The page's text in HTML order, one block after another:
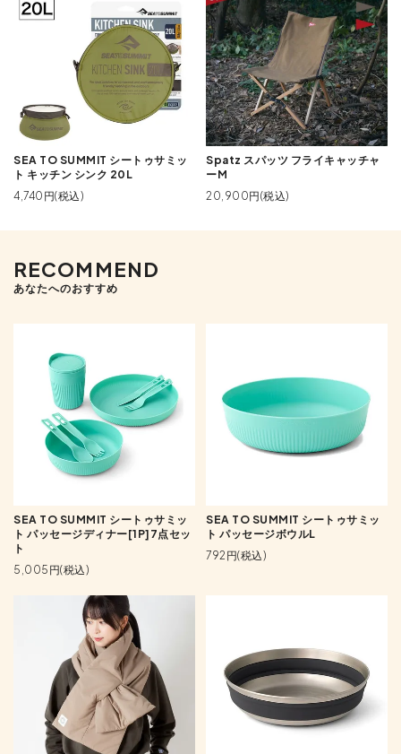
SEA TO SUMMIT シートゥサミッ
ト キッチン シンク 20L
4,740円(税込)
Spatz スパッツ フライキャッチャ
ーM
20,900円(税込)
RECOMMEND
あなたへのおすすめ
SEA TO SUMMIT シートゥサミッ
ト パッセージディナー[1P]7点セッ
ト
5,005円(税込)
SEA TO SUMMIT シートゥサミッ
ト パッセージボウルL
792円(税込)